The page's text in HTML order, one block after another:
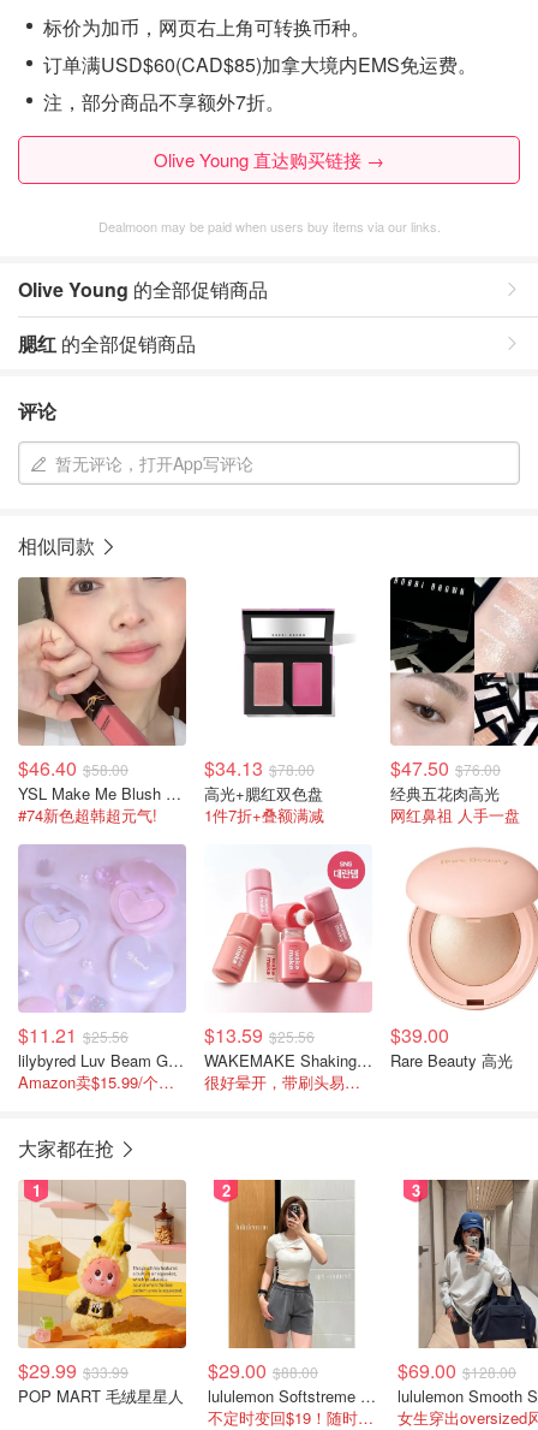
标价为加币，网页右上角可转换币种。
订单满USD$60(CAD$85)加拿大境内EMS免运费。
注，部分商品不享额外7折。
Olive Young 直达购买链接 →
Dealmoon may be paid when users buy items via our links.
Olive Young 的全部促销商品
腮红 的全部促销商品
评论
暂无评论，打开App写评论
相似同款
$46.40 $58.00
YSL Make Me Blush 持久液体腮红
#74新色超韩超元气!
$34.13 $78.00
高光+腮红双色盘
1件7折+叠额满减
$47.50 $76.00
经典五花肉高光
网红鼻祖 人手一盘
$11.21 $25.56
lilybyred Luv Beam Glow Veil 彩妆 5色
Amazon卖$15.99/个，这颜色也太梦幻了
$13.59 $25.56
WAKEMAKE Shaking Blur腮红 7色
很好晕开，带刷头易上色，韩女膨胀色
$39.00
Rare Beauty 高光
大家都在抢
1
$29.99 $33.99
POP MART 毛绒星星人
2
$29.00 $88.00
lululemon Softstreme 女士高腰短裤 10cm
不定时变回$19！随时点进来看
3
$69.00 $128.00
女生穿出oversized